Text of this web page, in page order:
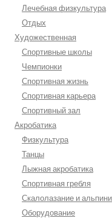
Лечебная физкультура
Отдых
Художественная
Спортивные школы
Чемпионки
Спортивная жизнь
Спортивная карьера
Спортивный зал
Акробатика
Физкультура
Танцы
Лыжная акробатика
Спортивная гребля
Скалолазание и
Оборудование